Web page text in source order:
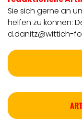
Sie sich gerne an
helfen zu können:
d.danitz@wittich-